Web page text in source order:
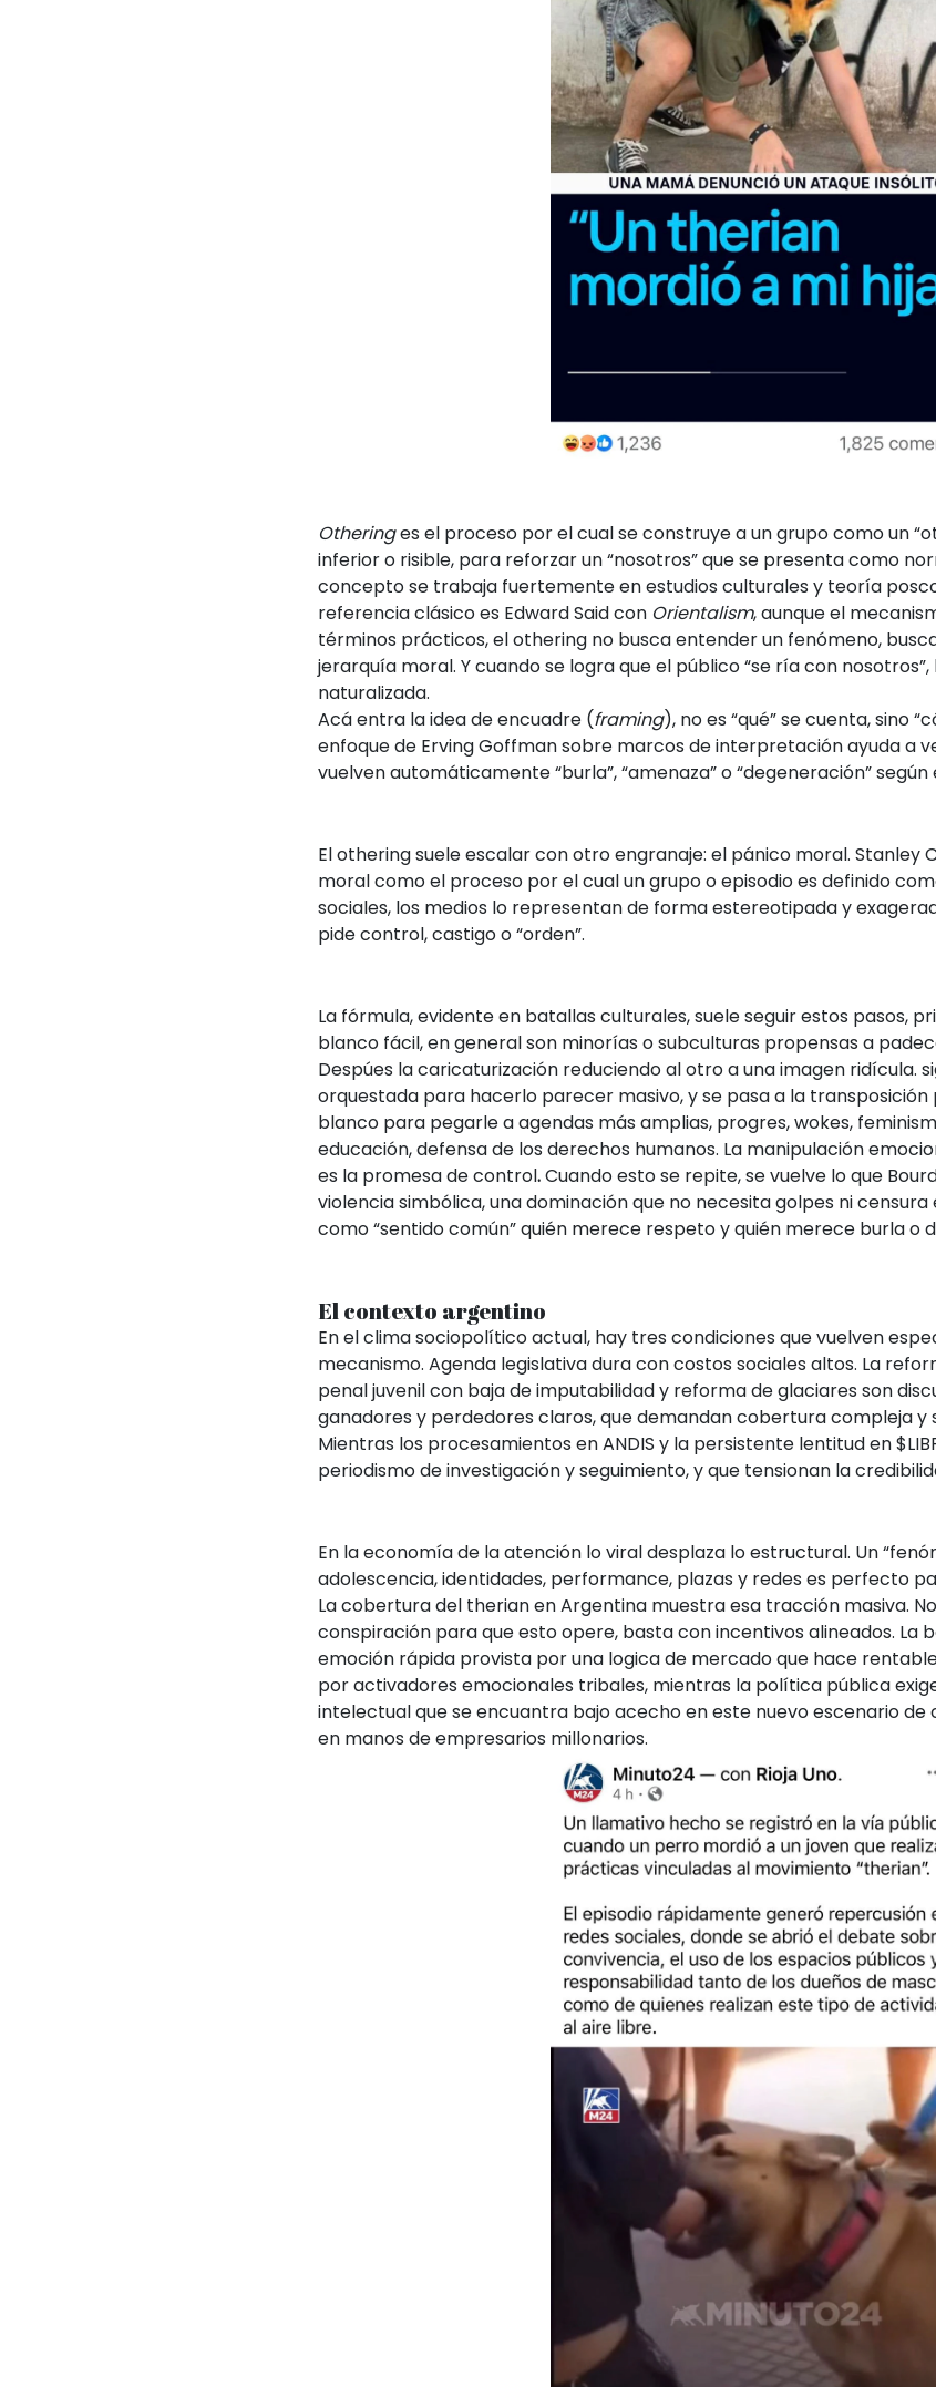
Otheringes el proceso por el cual se construye a un grupo como un
inferior o risible, para reforzar un “nosotros” que se presenta como
concepto se trabaja fuertemente en estudios culturales y teoría
referencia clásico es Edward Said con Orientalism, aunque el
términos prácticos, el othering no busca entender un fenómeno,
jerarquía moral. Y cuando se logra que el público “se ría con
naturalizada.
Acá entra la idea de encuadre (framing), no es “qué” se cuenta, sino
enfoque de Erving Goffman sobre marcos de interpretación ayuda a
vuelven automáticamente “burla”, “amenaza” o “degeneración”
El othering suele escalar con otro engranaje: el pánico moral. Stanley
moral como el proceso por el cual un grupo o episodio es definido
sociales, los medios lo representan de forma estereotipada y
pide control, castigo o “orden”.
La fórmula, evidente en batallas culturales, suele seguir estos pasos,
blanco fácil, en general son minorías o subculturas propensas a
Despúes la caricaturización reduciendo al otro a una imagen ridícula.
orquestada para hacerlo parecer masivo, y se pasa a la transposición
blanco para pegarle a agendas más amplias, progres, wokes,
educación, defensa de los derechos humanos. La manipulación
es la promesa de control.Cuando esto se repite, se vuelve lo que
violencia simbólica, una dominación que no necesita golpes ni
como “sentido común” quién merece respeto y quién merece burla o
El contexto argentino
En el clima sociopolítico actual, hay tres condiciones que vuelven
mecanismo. Agenda legislativa dura con costos sociales altos. La
penal juvenil con baja de imputabilidad y reforma de glaciares son
ganadores y perdedores claros, que demandan cobertura compleja
Mientras los procesamientos en ANDIS y la persistente lentitud en
periodismo de investigación y seguimiento, y que tensionan la
En la economía de la atención lo viral desplaza lo estructural. Un
adolescencia, identidades, performance, plazas y redes es perfecto
La cobertura del therian en Argentina muestra esa tracción masiva.
conspiración para que esto opere, basta con incentivos alineados. La
emoción rápida provista por una logica de mercado que hace
por activadores emocionales tribales, mientras la política pública
intelectual que se encuantra bajo acecho en este nuevo escenario
en manos de empresarios millonarios.